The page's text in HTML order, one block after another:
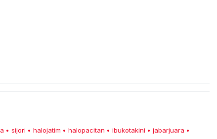
• sijori • halojatim • halopacitan • ibukotakini • jabarjuara •